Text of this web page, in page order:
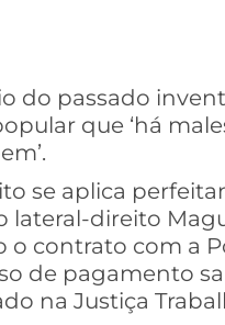
do passado
que ‘há
se aplica
lateral-direito
o contrato com a
de pagamento
na Justiça